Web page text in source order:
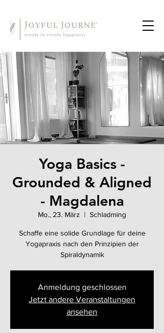
Yoga Basics -
Grounded & Aligned
- Magdalena
Mo., 23. März
  |
Schladming
Schaffe eine solide Grundlage für deine
Yogapraxis nach den Prinzipien der
Spiraldynamik
Anmeldung geschlossen
Jetzt andere Veranstaltungen
ansehen